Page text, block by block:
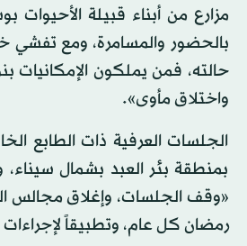
مزارع من أبناء قبيلة
بالحضور والمسامرة، ومع تفشي
حالته، فمن يملكون الإمكانيات
واختلاق مأوى».
الجلسات العرفية ذات الطابع
بمنطقة بئر العبد بشمال
«وقف الجلسات، وإغلاق مجالس
رمضان كل عام، وتطبيقاً لإجراءات